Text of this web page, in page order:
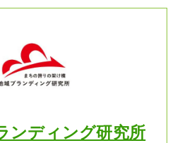
ンディング研究所